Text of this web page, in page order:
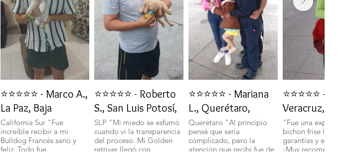
⭐⭐⭐⭐⭐ - Marco A.,
La Paz, Baja
California Sur "Fue
increíble recibir a mi
Bulldog Francés sano y
feliz. Todo fue
⭐⭐⭐⭐⭐ - Roberto
S., San Luis Potosí,
SLP "Mi miedo se esfumó
cuando vi la transparencia
del proceso. Mi Golden
retriver llegó con
⭐⭐⭐⭐⭐ - Mariana
L., Querétaro,
Querétaro "Al principio
pensé que sería
complicado, pero la
atención que recibí fue de
⭐⭐⭐⭐⭐ -
Veracruz,
"Fue una experiencia
bichon frise llegó con
garantías y en perfecto
¡Muy recomendados!".